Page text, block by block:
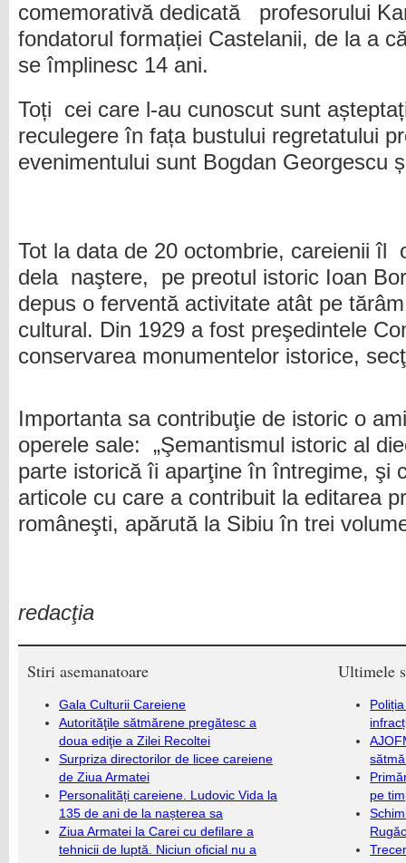
comemorativă dedicată profesorului
fondatorul formației Castelanii, de la a
se împlinesc 14 ani.
Toți cei care l-au cunoscut sunt
reculegere în fața bustului regretatului
evenimentului sunt Bogdan Georgescu
Tot la data de 20 octombrie, careienii îl
dela naştere, pe preotul istoric Ioan
depus o ferventă activitate atât pe
cultural. Din 1929 a fost preşedintele
conservarea monumentelor istorice,
Importanta sa contribuţie de istoric o
operele sale: „Şemantismul istoric al
parte istorică îi aparţine în întregime, şi
articole cu care a contribuit la editarea
româneşti, apărută la Sibiu în trei
redacţia
Stiri asemanatoare
Gala Culturii Careiene
Autorităţile sătmărene pregătesc a
doua ediţie a Zilei Recoltei
Surpriza directorilor de licee careiene
de Ziua Armatei
Personalități careiene. Ludovic Vida la
135 de ani de la nașterea sa
Ziua Armatei la Carei cu defilare a
tehnicii de luptă. Niciun oficial nu a
Ultimele
pe